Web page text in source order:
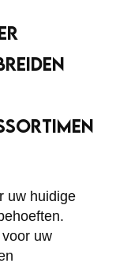
uw huidige
uw